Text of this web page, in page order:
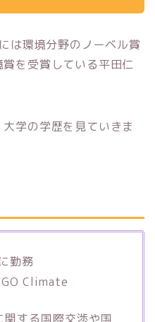
は環境分野のノーベル賞
を受賞している平田仁
学の学歴を見ていきま
勤務
Climate
する国際交渉や国